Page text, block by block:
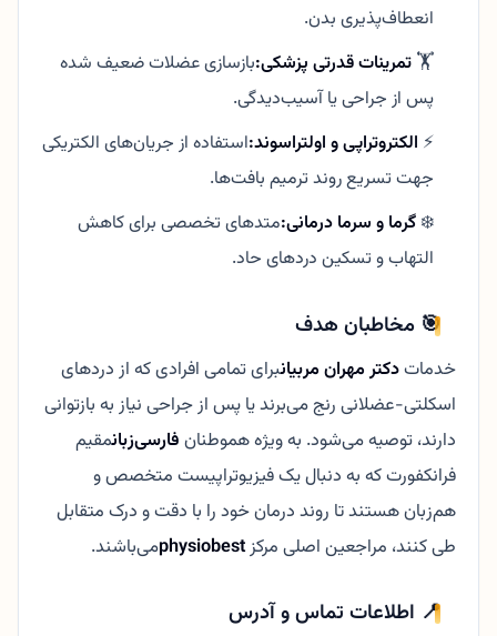
انعطاف‌پذیری بدن.
🏋️ تمرینات قدرتی پزشکی:بازسازی عضلات ضعیف شده
پس از جراحی یا آسیب‌دیدگی.
⚡ الکتروتراپی و اولتراسوند:استفاده از جریان‌های الکتریکی
جهت تسریع روند ترمیم بافت‌ها.
❄️ گرما و سرما درمانی:متدهای تخصصی برای کاهش
التهاب و تسکین دردهای حاد.
🎯 مخاطبان هدف
خدماتدکتر مهران مربیانبرای تمامی افرادی که از دردهای
اسکلتی-عضلانی رنج می‌برند یا پس از جراحی نیاز به بازتوانی
دارند، توصیه می‌شود. به ویژه هموطنانفارسی‌زبانمقیم
فرانکفورت که به دنبال یک فیزیوتراپیست متخصص و
هم‌زبان هستند تا روند درمان خود را با دقت و درک متقابل
طی کنند، مراجعین اصلی مرکزphysiobestمی‌باشند.
📍 اطلاعات تماس و آدرس